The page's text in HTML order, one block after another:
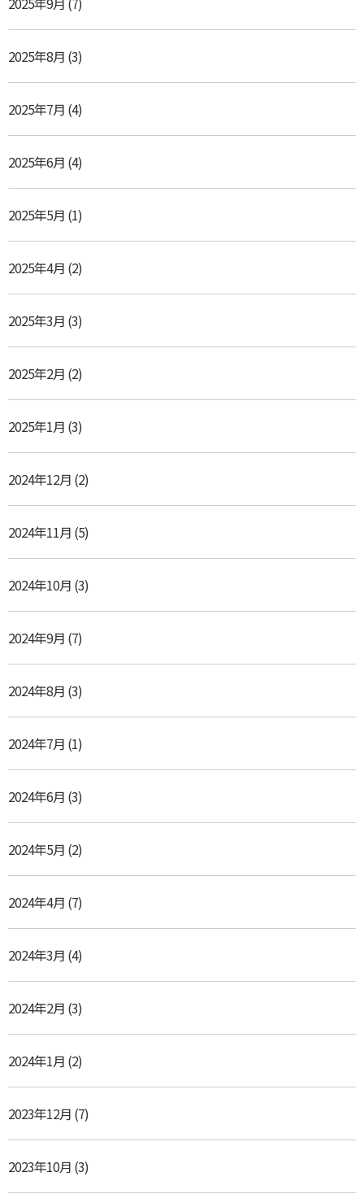
2025年8月 (3)
2025年7月 (4)
2025年6月 (4)
2025年5月 (1)
2025年4月 (2)
2025年3月 (3)
2025年2月 (2)
2025年1月 (3)
2024年12月 (2)
2024年11月 (5)
2024年10月 (3)
2024年9月 (7)
2024年8月 (3)
2024年7月 (1)
2024年6月 (3)
2024年5月 (2)
2024年4月 (7)
2024年3月 (4)
2024年2月 (3)
2024年1月 (2)
2023年12月 (7)
2023年10月 (3)